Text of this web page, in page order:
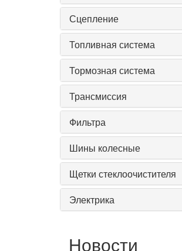
Сцепление
Топливная система
Тормозная система
Трансмиссия
Фильтра
Шины колесные
Щетки стеклоочистителя
Электрика
Новости